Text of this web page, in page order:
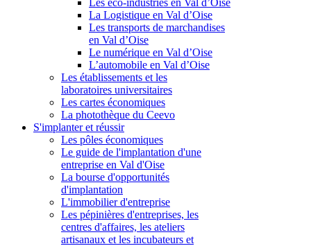
Les éco-industries en Val d’Oise
La Logistique en Val d’Oise
Les transports de marchandises
en Val d’Oise
Le numérique en Val d’Oise
L’automobile en Val d’Oise
Les établissements et les
laboratoires universitaires
Les cartes économiques
La photothèque du Ceevo
S'implanter et réussir
Les pôles économiques
Le guide de l'implantation d'une
entreprise en Val d'Oise
La bourse d'opportunités
d'implantation
L'immobilier d'entreprise
Les pépinières d'entreprises, les
centres d'affaires, les ateliers
artisanaux et les incubateurs et